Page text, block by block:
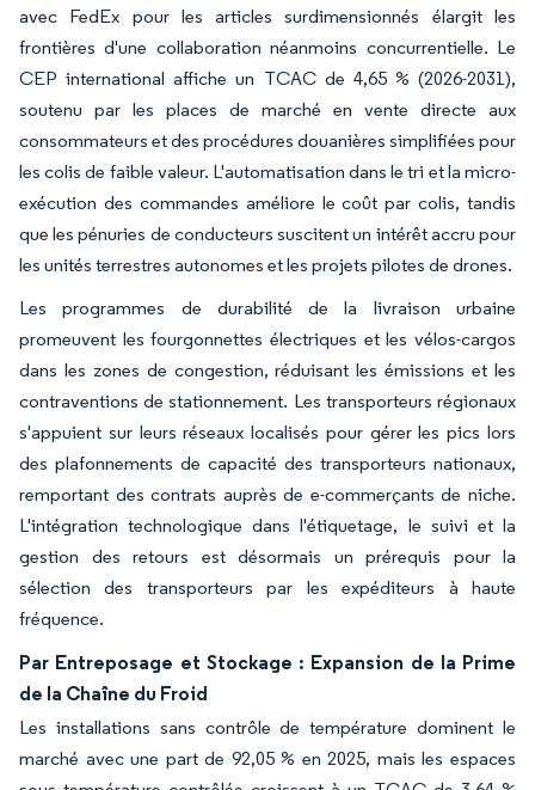
avec FedEx pour les articles surdimensionnés élargit les
frontières d'une collaboration néanmoins concurrentielle. Le
CEP international affiche un TCAC de 4,65 % (2026-2031),
soutenu par les places de marché en vente directe aux
consommateurs et des procédures douanières simplifiées pour
les colis de faible valeur. L'automatisation dans le tri et la micro-
exécution des commandes améliore le coût par colis, tandis
que les pénuries de conducteurs suscitent un intérêt accru pour
les unités terrestres autonomes et les projets pilotes de drones.
Les programmes de durabilité de la livraison urbaine
promeuvent les fourgonnettes électriques et les vélos-cargos
dans les zones de congestion, réduisant les émissions et les
contraventions de stationnement. Les transporteurs régionaux
s'appuient sur leurs réseaux localisés pour gérer les pics lors
des plafonnements de capacité des transporteurs nationaux,
remportant des contrats auprès de e-commerçants de niche.
L'intégration technologique dans l'étiquetage, le suivi et la
gestion des retours est désormais un prérequis pour la
sélection des transporteurs par les expéditeurs à haute
fréquence.
Par Entreposage et Stockage : Expansion de la Prime
de la Chaîne du Froid
Les installations sans contrôle de température dominent le
marché avec une part de 92,05 % en 2025, mais les espaces